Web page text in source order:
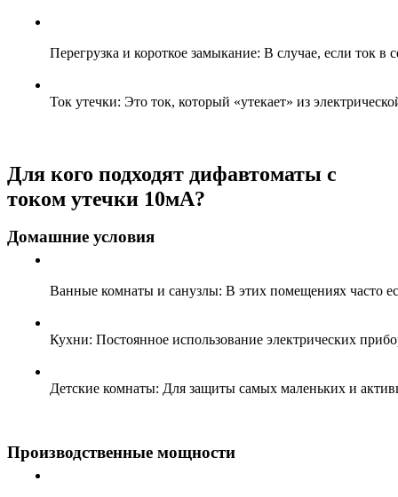
Перегрузка и короткое замыкание: В случае, если ток
Ток утечки: Это ток, который «утекает» из
Для кого подходят дифавтоматы с
током утечки 10мА?
Домашние условия
Ванные комнаты и санузлы: В этих помещениях часто
Кухни: Постоянное использование электрических
Детские комнаты: Для защиты самых маленьких и
Производственные мощности